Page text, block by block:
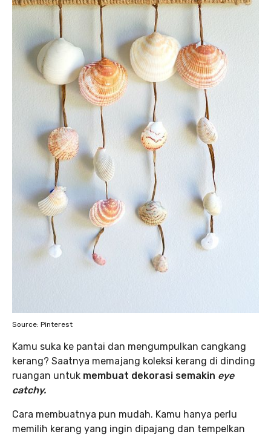
Source: Pinterest
Kamu suka ke pantai dan mengumpulkan cangkang
kerang? Saatnya memajang koleksi kerang di dinding
ruangan untuk membuat dekorasi semakin eye
catchy.
Cara membuatnya pun mudah. Kamu hanya perlu
memilih kerang yang ingin dipajang dan tempelkan